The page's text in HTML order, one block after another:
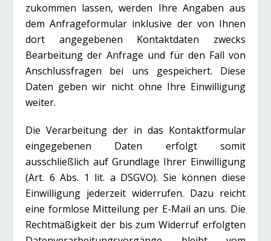
zukommen lassen, werden Ihre Angaben aus
dem Anfrageformular inklusive der von Ihnen
dort angegebenen Kontaktdaten zwecks
Bearbeitung der Anfrage und für den Fall von
Anschlussfragen bei uns gespeichert. Diese
Daten geben wir nicht ohne Ihre Einwilligung
weiter.
Die Verarbeitung der in das Kontaktformular
eingegebenen Daten erfolgt somit
ausschließlich auf Grundlage Ihrer Einwilligung
(Art. 6 Abs. 1 lit. a DSGVO). Sie können diese
Einwilligung jederzeit widerrufen. Dazu reicht
eine formlose Mitteilung per E-Mail an uns. Die
Rechtmäßigkeit der bis zum Widerruf erfolgten